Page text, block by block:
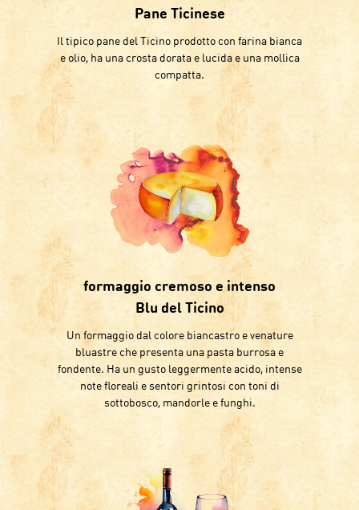
Pane Ticinese
Il tipico pane del Ticino prodotto con farina bianca
e olio, ha una crosta dorata e lucida e una mollica
compatta.
formaggio cremoso e intenso
Blu del Ticino
Un formaggio dal colore biancastro e venature
bluastre che presenta una pasta burrosa e
fondente. Ha un gusto leggermente acido, intense
note floreali e sentori grintosi con toni di
sottobosco, mandorle e funghi.